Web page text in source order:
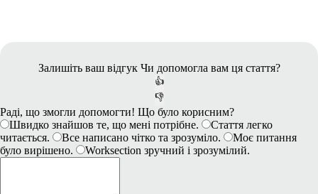
Залишіть ваш відгук Чи допомогла вам ця стаття?
👍
👎
Раді, що змогли допомогти! Що було корисним?
Швидко знайшов те, що мені потрібне.
Стаття легко
читається.
Все написано чітко та зрозуміло.
Моє питання
було вирішено.
Worksection зручний і зрозумілий.